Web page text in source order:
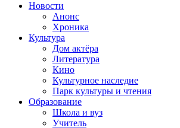
Новости
Анонс
Хроника
Культура
Дом актёра
Литература
Кино
Культурное наследие
Парк культуры и чтения
Образование
Школа и вуз
Учитель